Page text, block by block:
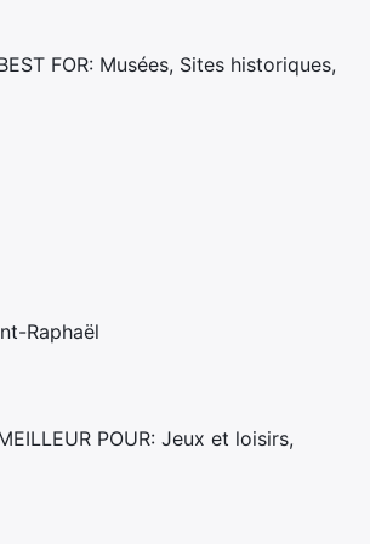
Musées, Sites historiques,
POUR: Jeux et loisirs,